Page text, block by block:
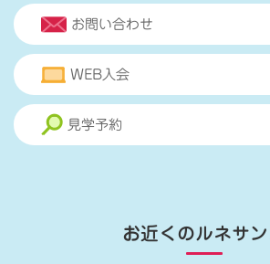
お問い合わせ
WEB入会
見学予約
お近くのルネサン